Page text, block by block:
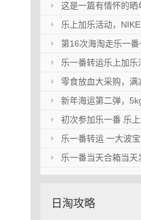
这是一篇有情怀的晒
这是一篇有情怀的晒单
楼主是80
也木有同
完作业就
标签： 日
乐上加乐活动，
手哦！
乐上加乐活动，NIKE
哦！
通过乐一
加乐活动
的毛毛虫
标签：
鞋
日
第16次海淘走乐一
无税到手
第16次海淘走乐一番~~
税到手
1.首先还
夸一夸！
是禁运的
标签：夏
乐一番转运乐上加
的福音！
乐一番转运乐上加乐活
音！
自从日元
来越低，
联合推出
标签： 晒单
贝亲
零食放血大采购，满
乐！
零食放血大采购，满减
自从朋
恋人饼
标签： 晒
免运费
Royce
新年海运第二弹，
新年海运第二弹，5kg
本文来自
番日淘值
初次参加乐一番 乐
（乐上加乐运费减免
初次参加乐一番 乐上加
上加乐运费减免活动）
之前用的
完了。要
不美丽。
乐一番转运 一大波
乐一番转运 一大波宝
乐一番当天合箱当
就到货了
乐一番当天合箱当天发
货，乐
日淘攻略